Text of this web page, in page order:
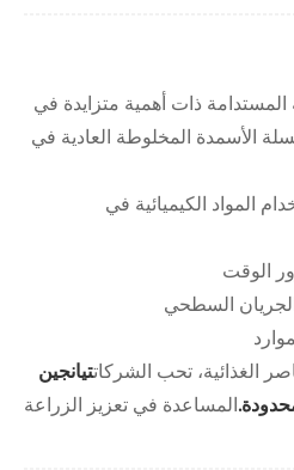
ذات أهمية متزايدة في
الأسمدة المخلوطة العادية في
المواد الكيميائية في
الوقت
السطحي
الغذائية، تحب الشركاتتيانجين
المساعدة في تعزيز الزراعة